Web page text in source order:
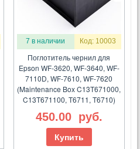
7 в наличии Код: 10003
Поглотитель чернил для
Epson WF-3620, WF-3640, WF-
7110D, WF-7610, WF-7620
(Maintenance Box C13T671000,
C13T671100, T6711, T6710)
450.00 руб.
Купить